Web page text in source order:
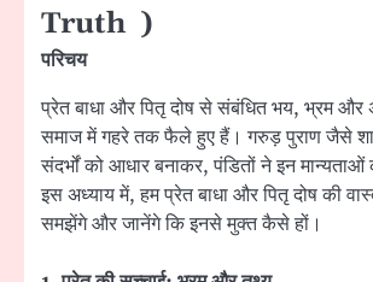
Truth )
परिचय
प्रेत बाधा और पितृ दोष से संबंधित भय, भ्रम और
समाज में गहरे तक फैले हुए हैं। गरुड़ पुराण जैसे
संदर्भों को आधार बनाकर, पंडितों ने इन मान्यताओं
इस अध्याय में, हम प्रेत बाधा और पितृ दोष की
समझेंगे और जानेंगे कि इनसे मुक्त कैसे हों।